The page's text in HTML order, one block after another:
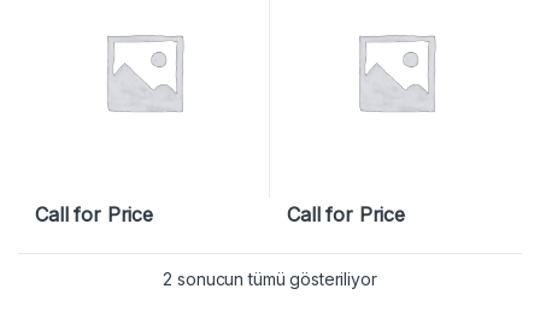
Call for Price Call for Price
2 sonucun tümü gösteriliyor